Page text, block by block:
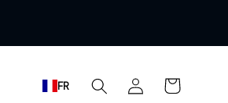
FR
connecter
Panier
d'achat